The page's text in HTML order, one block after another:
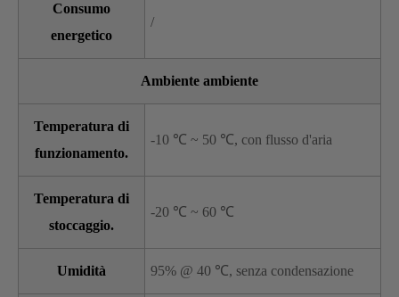
Consumo
energetico
/
Ambiente ambiente
Temperatura di
funzionamento.
-10 ℃ ~ 50 ℃, con flusso d'aria
Temperatura di
stoccaggio.
-20 ℃ ~ 60 ℃
Umidità 95% @ 40 ℃, senza condensazione